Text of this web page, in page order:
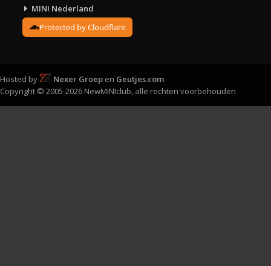
MINI Nederland
Protected by Cloudflare
Hosted by Nexer Groep en Geutjes.com
Copyright © 2005-2026 NewMINIclub, alle rechten voorbehouden